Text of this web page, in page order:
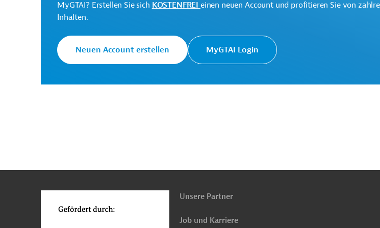
Ministry of Finance
Kirgisistan Öffentliche Finanzen, Staatshaushalt
Finanzierung
Mikrofinanzwesen, Agrarkreditwesen
Öffentliche Verwaltung und Regierung
MyGTAI? Erstellen Sie sich KOSTENFREI einen neuen Account und profitieren Sie von
Inhalten.
Neuen Account erstellen MyGTAI Login
oben
Unsere Partner
Job und Karriere